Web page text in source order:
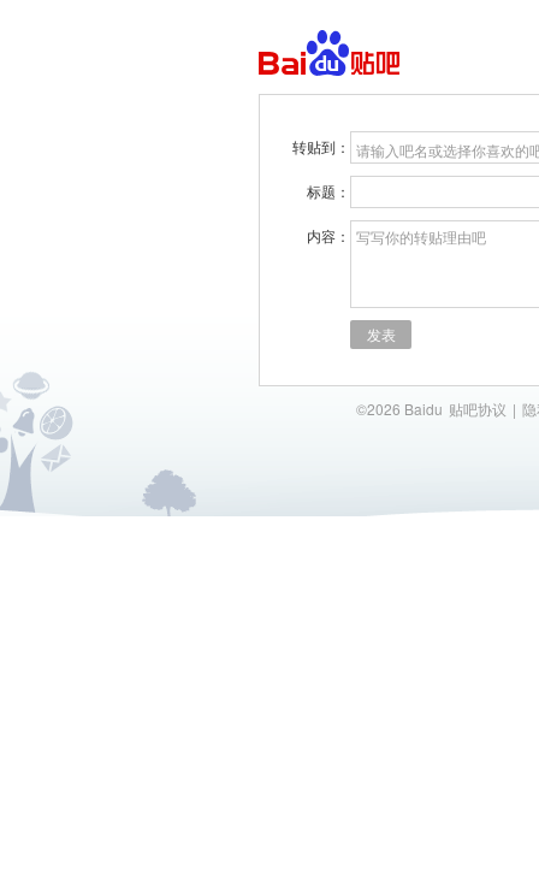
转贴到： 请输入吧名或选择你喜欢的
标题：
内容： 写写你的转贴理由吧
发表
©2026 Baidu 贴吧协议 |